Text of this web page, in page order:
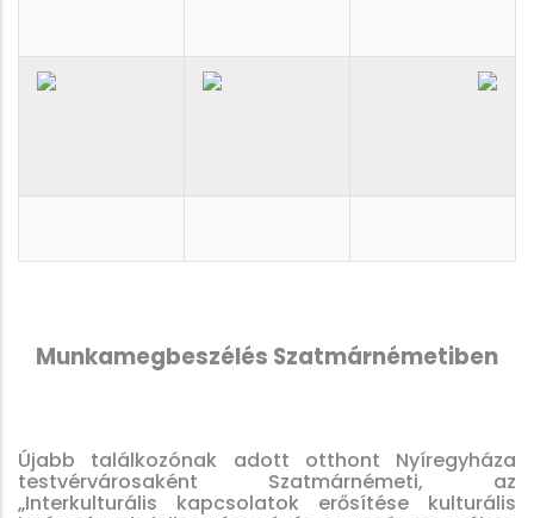
Munkamegbeszélés Szatmárnémetiben
Újabb találkozónak adott otthont Nyíregyháza
testvérvárosaként Szatmárnémeti, az
„Interkulturális kapcsolatok erősítése kulturális